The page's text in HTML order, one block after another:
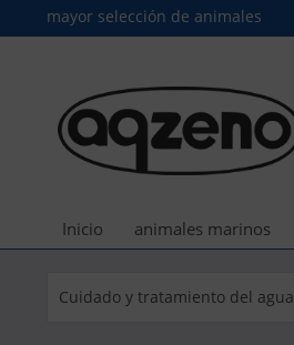
mayor selección de animales
Inicio animales marinos
Cuidado y tratamiento del agua